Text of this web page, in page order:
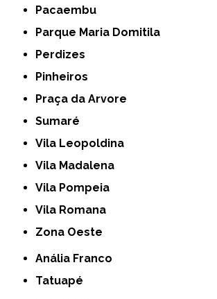
Pacaembu
Parque Maria Domitila
Perdizes
Pinheiros
Praça da Arvore
Sumaré
Vila Leopoldina
Vila Madalena
Vila Pompeia
Vila Romana
Zona Oeste
Anália Franco
Tatuapé